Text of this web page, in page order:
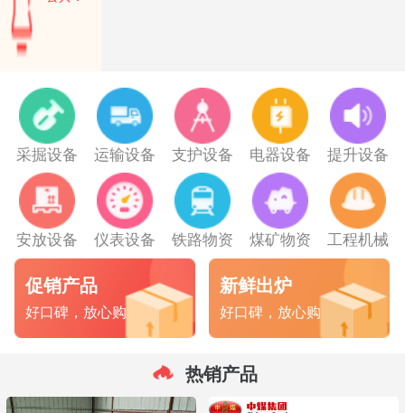
采掘设备 运输设备 支护设备 电器设备 提升设备
安放设备 仪表设备 铁路物资 煤矿物资 工程机械
促销产品
好口碑，放心购
新鲜出炉
好口碑，放心购
热销产品